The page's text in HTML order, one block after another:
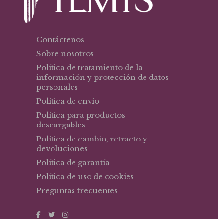
Contáctenos
Sobre nosotros
Política de tratamiento de la
información y protección de datos
personales
Política de envío
Política para productos
descargables
Política de cambio, retracto y
devoluciones
Política de garantía
Política de uso de cookies
Preguntas frecuentes